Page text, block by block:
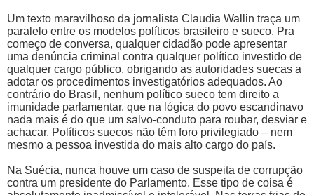
Um texto maravilhoso da jornalista Claudia Wallin traça um
paralelo entre os modelos políticos brasileiro e sueco. Pra
começo de conversa, qualquer cidadão pode apresentar
uma denúncia criminal contra qualquer político investido de
qualquer cargo público, obrigando as autoridades suecas a
adotar os procedimentos investigatórios adequados. Ao
contrário do Brasil, nenhum político sueco tem direito a
imunidade parlamentar, que na lógica do povo escandinavo
nada mais é do que um salvo-conduto para roubar, desviar e
achacar. Políticos suecos não têm foro privilegiado – nem
mesmo a pessoa investida do mais alto cargo do país.
Na Suécia, nunca houve um caso de suspeita de corrupção
contra um presidente do Parlamento. Esse tipo de coisa é